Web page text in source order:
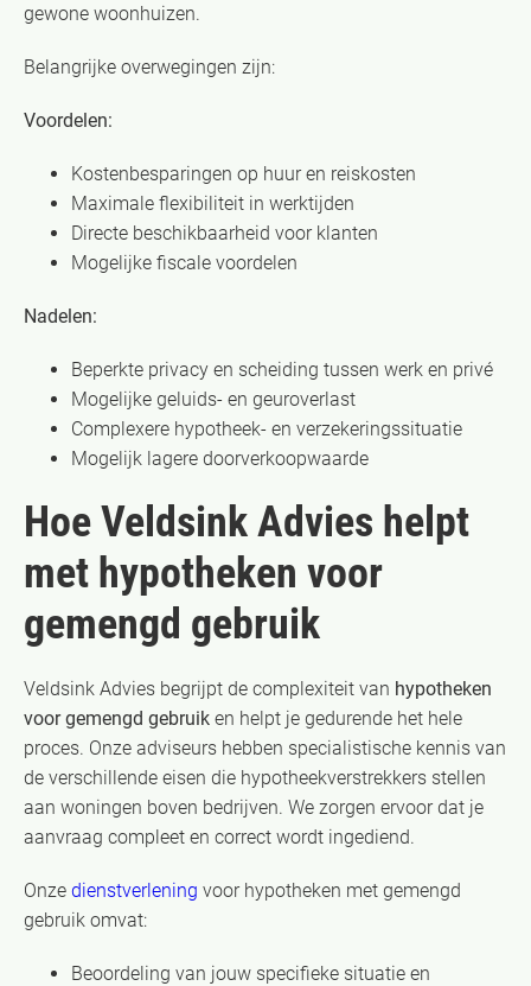
gewone woonhuizen.
Belangrijke overwegingen zijn:
Voordelen:
Kostenbesparingen op huur en reiskosten
Maximale flexibiliteit in werktijden
Directe beschikbaarheid voor klanten
Mogelijke fiscale voordelen
Nadelen:
Beperkte privacy en scheiding tussen werk en privé
Mogelijke geluids- en geuroverlast
Complexere hypotheek- en verzekeringssituatie
Mogelijk lagere doorverkoopwaarde
Hoe Veldsink Advies helpt
met hypotheken voor
gemengd gebruik
Veldsink Advies begrijpt de complexiteit van hypotheken
voor gemengd gebruik en helpt je gedurende het hele
proces. Onze adviseurs hebben specialistische kennis van
de verschillende eisen die hypotheekverstrekkers stellen
aan woningen boven bedrijven. We zorgen ervoor dat je
aanvraag compleet en correct wordt ingediend.
Onze dienstverlening voor hypotheken met gemengd
gebruik omvat:
Beoordeling van jouw specifieke situatie en